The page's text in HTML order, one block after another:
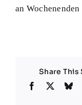
an
Share This
Facebook